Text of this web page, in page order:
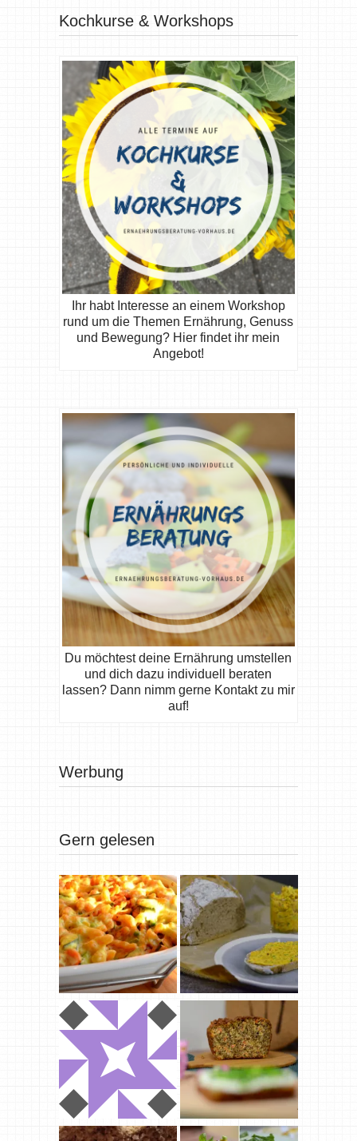
Kochkurse & Workshops
Ihr habt Interesse an einem Workshop
rund um die Themen Ernährung, Genuss
und Bewegung? Hier findet ihr mein
Angebot!
Du möchtest deine Ernährung umstellen
und dich dazu individuell beraten
lassen? Dann nimm gerne Kontakt zu mir
auf!
Werbung
Gern gelesen